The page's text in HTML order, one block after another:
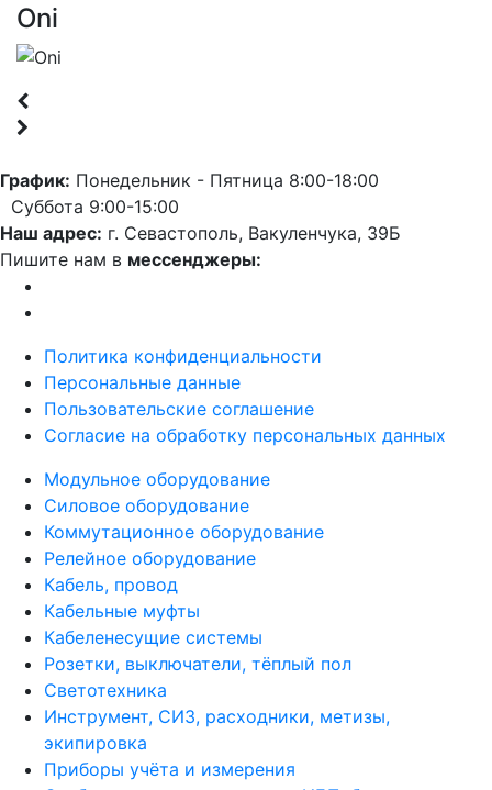
Oni
График: Понедельник - Пятница 8:00-18:00
Суббота 9:00-15:00
Наш адрес: г. Севастополь, Вакуленчука, 39Б
Пишите нам в мессенджеры:
Политика конфиденциальности
Персональные данные
Пользовательские соглашение
Согласие на обработку персональных данных
Модульное оборудование
Силовое оборудование
Коммутационное оборудование
Релейное оборудование
Кабель, провод
Кабельные муфты
Кабеленесущие системы
Розетки, выключатели, тёплый пол
Светотехника
Инструмент, СИЗ, расходники, метизы,
экипировка
Приборы учёта и измерения